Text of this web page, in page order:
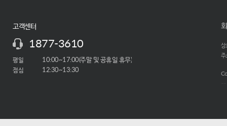
고객센터
1877-3610
평일 10:00~17:00(주말 및 공휴일 휴무)
점심 12:30~13:30
상
주